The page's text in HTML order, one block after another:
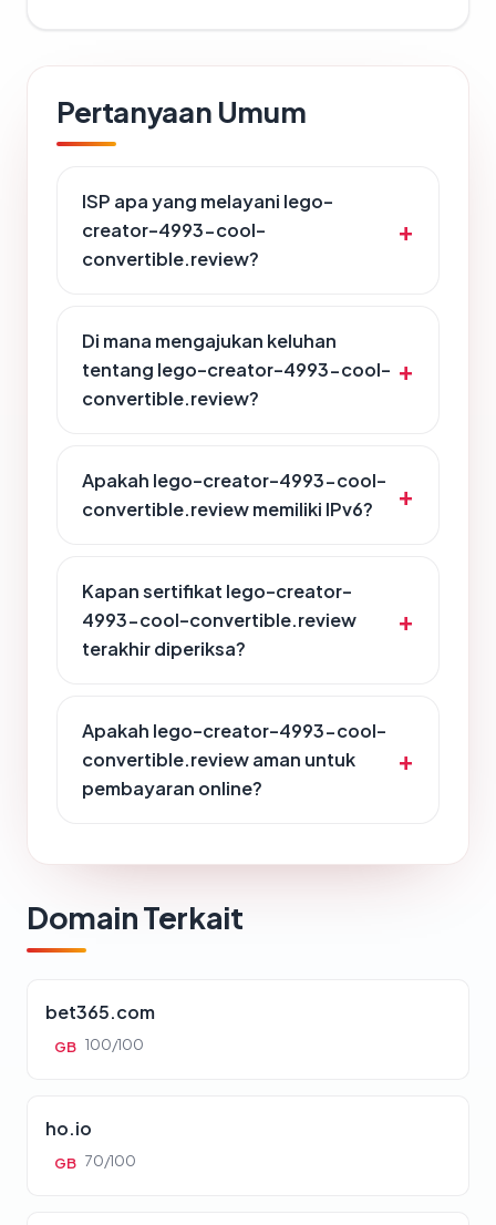
Pertanyaan Umum
ISP apa yang melayani lego-
creator-4993-cool-
convertible.review?
Di mana mengajukan keluhan
tentang lego-creator-4993-cool-
convertible.review?
Apakah lego-creator-4993-cool-
convertible.review memiliki IPv6?
Kapan sertifikat lego-creator-
4993-cool-convertible.review
terakhir diperiksa?
Apakah lego-creator-4993-cool-
convertible.review aman untuk
pembayaran online?
Domain Terkait
bet365.com
GB 100/100
ho.io
GB 70/100